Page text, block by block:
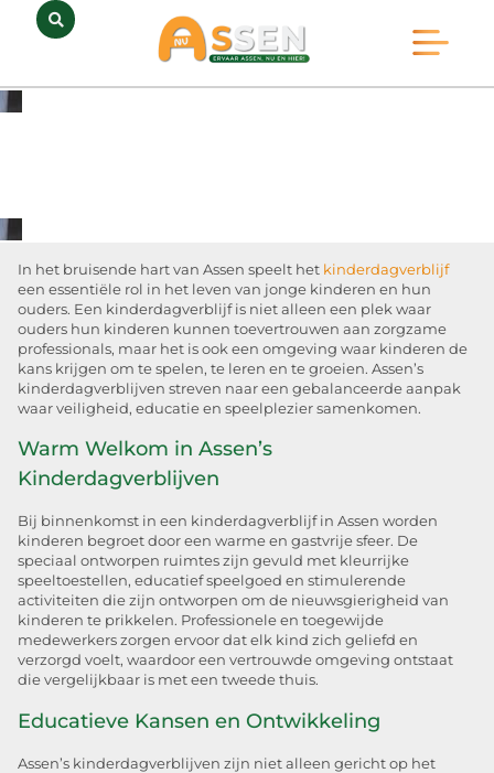
In het bruisende hart van Assen speelt het kinderdagverblijf
een essentiële rol in het leven van jonge kinderen en hun
ouders. Een kinderdagverblijf is niet alleen een plek waar
ouders hun kinderen kunnen toevertrouwen aan zorgzame
professionals, maar het is ook een omgeving waar kinderen de
kans krijgen om te spelen, te leren en te groeien. Assen’s
kinderdagverblijven streven naar een gebalanceerde aanpak
waar veiligheid, educatie en speelplezier samenkomen.
Warm Welkom in Assen’s
Kinderdagverblijven
Bij binnenkomst in een kinderdagverblijf in Assen worden
kinderen begroet door een warme en gastvrije sfeer. De
speciaal ontworpen ruimtes zijn gevuld met kleurrijke
speeltoestellen, educatief speelgoed en stimulerende
activiteiten die zijn ontworpen om de nieuwsgierigheid van
kinderen te prikkelen. Professionele en toegewijde
medewerkers zorgen ervoor dat elk kind zich geliefd en
verzorgd voelt, waardoor een vertrouwde omgeving ontstaat
die vergelijkbaar is met een tweede thuis.
Educatieve Kansen en Ontwikkeling
Assen’s kinderdagverblijven zijn niet alleen gericht op het